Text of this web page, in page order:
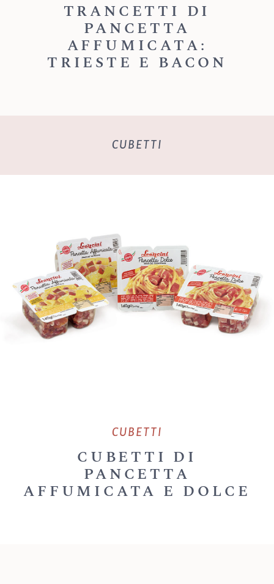
TRANCETTI DI
PANCETTA
AFFUMICATA:
TRIESTE E BACON
CUBETTI
CUBETTI
CUBETTI DI
PANCETTA
AFFUMICATA E DOLCE